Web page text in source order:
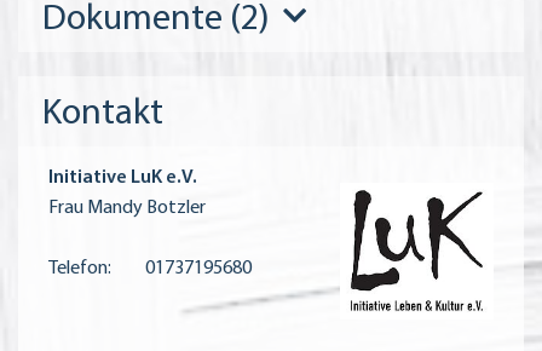
Dokumente (2)
Kontakt
Initiative LuK e.V.
Frau Mandy Botzler
Telefon: 01737195680